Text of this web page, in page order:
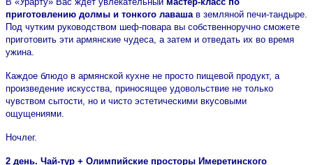
приготовлению долмы и тонкого лаваша в земляной печи-тандыре.
Под чутким руководством шеф-повара вы собственноручно сможете
приготовить эти армянские чудеса, а затем и отведать их во время
ужина.
Каждое блюдо в армянской кухне не просто пищевой продукт, а
произведение искусства, приносящее удовольствие не только
чувством сытости, но и чисто эстетическими вкусовыми
ощущениями.
Ночлег.
2 день. Чай-тур + Олимпийские просторы Имеретинского